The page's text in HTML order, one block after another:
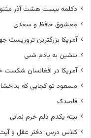
دکلمه بیست هشت آذر
معشوق حافظ و سعدی
آمریکا بزرگترین تروریست
بنشین به یادم شبی
آمریکا در افغانسان شکست
مسعود تو کجایی که
قاصدک
بیته یکدم دلم خرم نمانی
کلاس درس: دفتر عقل و